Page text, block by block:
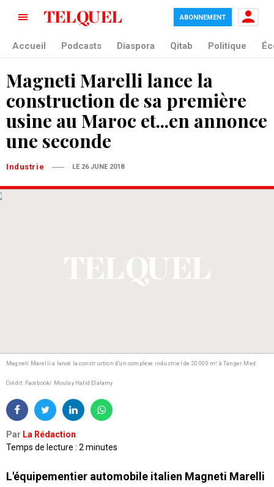
ABONNEMENT
Accueil Podcasts Diaspora Qitab Politique
Magneti Marelli lance la
construction de sa première
usine au Maroc et...en annonce
une seconde
Industrie LE 26 JUNE 2018
Magneti Marelli a lancé la construction d'un complexe industriel de 20 000 m² à Tanger Med.
Crédit: Facebook/ Moulay Hafid Elalamy
Par La Rédaction
Temps de lecture : 2 minutes
L'équipementier automobile italien Magneti Marelli